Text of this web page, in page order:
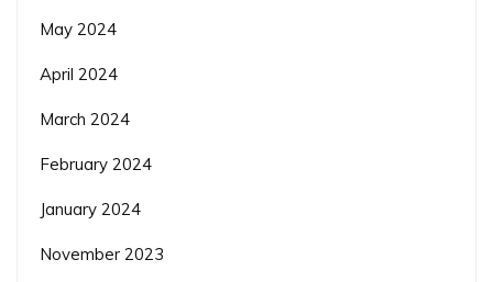
May 2024
April 2024
March 2024
February 2024
January 2024
November 2023